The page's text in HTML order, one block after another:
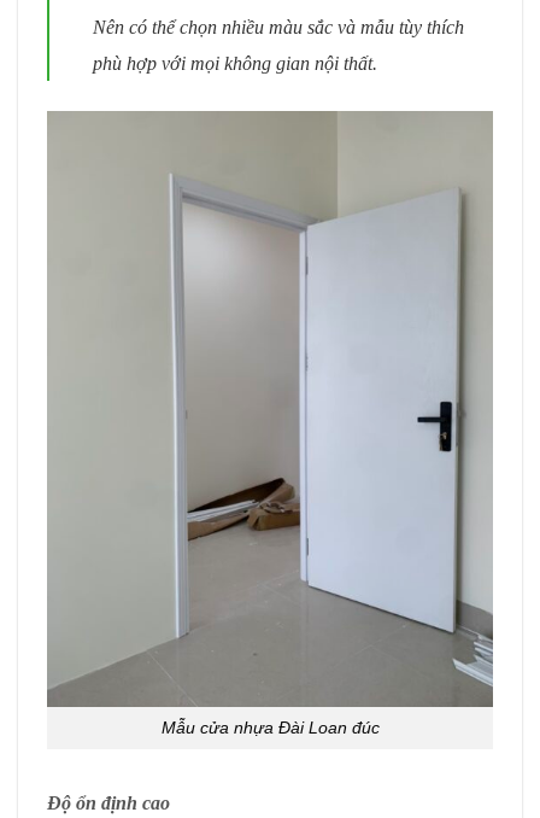
Nên có thể chọn nhiều màu sắc và mẫu tùy thích
phù hợp với mọi không gian nội thất.
Mẫu cửa nhựa Đài Loan đúc
Độ ổn định cao